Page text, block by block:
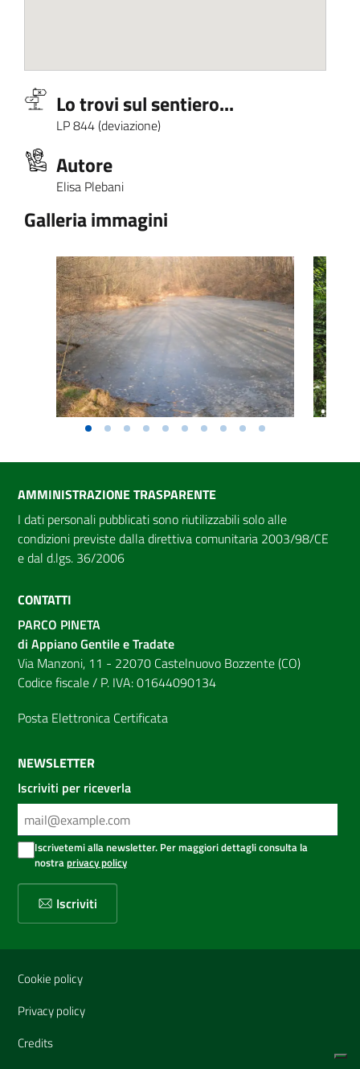
Lo trovi sul sentiero...
LP 844 (deviazione)
Autore
Elisa Plebani
Galleria immagini
AMMINISTRAZIONE TRASPARENTE
I dati personali pubblicati sono riutilizzabili solo alle
condizioni previste dalla direttiva comunitaria 2003/98/CE
e dal d.lgs. 36/2006
CONTATTI
PARCO PINETA
di Appiano Gentile e Tradate
Via Manzoni, 11 - 22070 Castelnuovo Bozzente (CO)
Codice fiscale / P. IVA: 01644090134
Posta Elettronica Certificata
NEWSLETTER
Iscriviti per riceverla
Iscrivetemi alla newsletter. Per maggiori dettagli consulta la
nostraprivacy policy
Iscriviti
Sezione Link Utili
Cookie policy
Privacy policy
Credits